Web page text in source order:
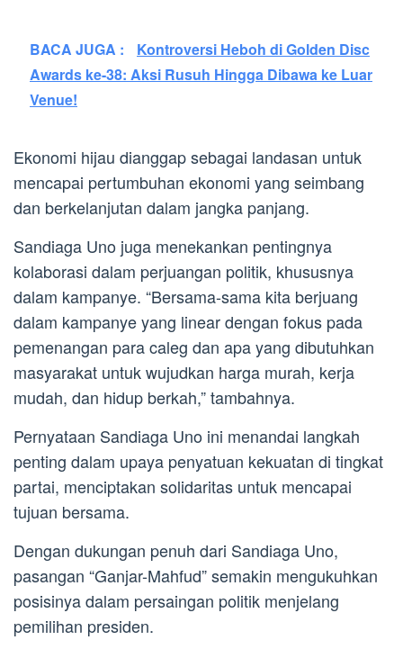
BACA JUGA :
Kontroversi Heboh di Golden Disc
Awards ke-38: Aksi Rusuh Hingga Dibawa ke Luar
Venue!
Ekonomi hijau dianggap sebagai landasan untuk
mencapai pertumbuhan ekonomi yang seimbang
dan berkelanjutan dalam jangka panjang.
Sandiaga Uno juga menekankan pentingnya
kolaborasi dalam perjuangan politik, khususnya
dalam kampanye. “Bersama-sama kita berjuang
dalam kampanye yang linear dengan fokus pada
pemenangan para caleg dan apa yang dibutuhkan
masyarakat untuk wujudkan harga murah, kerja
mudah, dan hidup berkah,” tambahnya.
Pernyataan Sandiaga Uno ini menandai langkah
penting dalam upaya penyatuan kekuatan di tingkat
partai, menciptakan solidaritas untuk mencapai
tujuan bersama.
Dengan dukungan penuh dari Sandiaga Uno,
pasangan “Ganjar-Mahfud” semakin mengukuhkan
posisinya dalam persaingan politik menjelang
pemilihan presiden.